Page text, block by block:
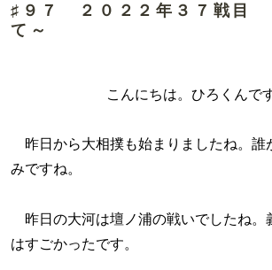
♯９７ ２０２２年３７戦目
て～
こんにちは。ひろくんで
昨日から大相撲も始まりましたね。誰
みですね。
昨日の大河は壇ノ浦の戦いでしたね。
はすごかったです。